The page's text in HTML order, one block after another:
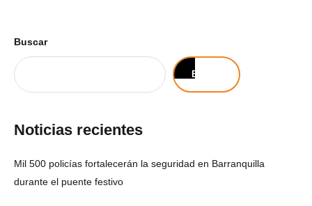
Buscar
Buscar
Noticias recientes
Mil 500 policías fortalecerán la seguridad en Barranquilla
durante el puente festivo